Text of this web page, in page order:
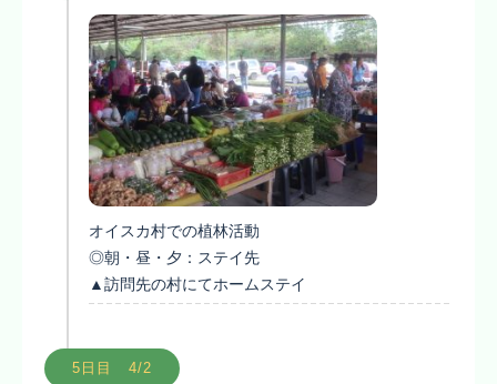
オイスカ村での植林活動
◎朝・昼・夕：ステイ先
▲訪問先の村にてホームステイ
5日目 4/2